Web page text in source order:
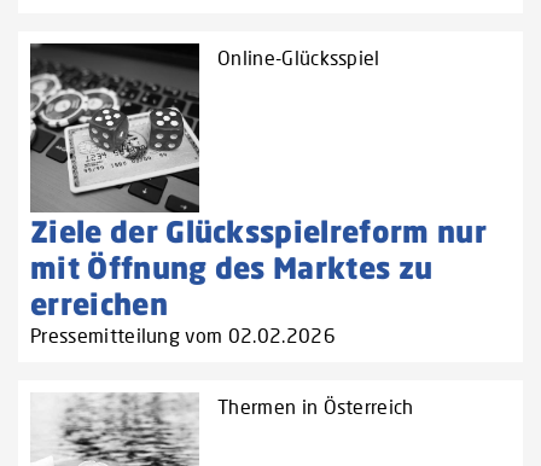
Online-Glücksspiel
Ziele der Glücksspielreform nur
mit Öffnung des Marktes zu
erreichen
Pressemitteilung vom 02.02.2026
Thermen in Österreich